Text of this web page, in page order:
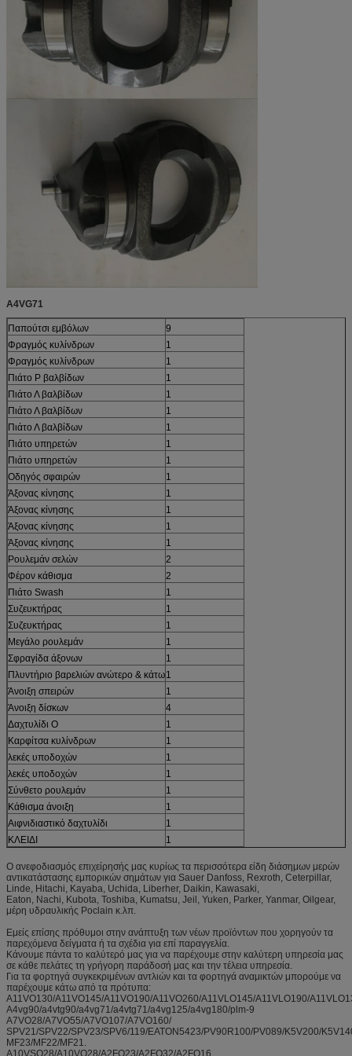
A4VG71
Παπούτσι εμβόλων
9
Φραγμός κυλίνδρων
1
Φραγμός κυλίνδρων
1
Πιάτο Ρ βαλβίδων
1
Πιάτο Λ βαλβίδων
1
Πιάτο Λ βαλβίδων
1
Πιάτο Λ βαλβίδων
1
Πιάτο υπηρετών
1
Πιάτο υπηρετών
1
Οδηγός σφαιρών
1
Άξονας κίνησης
1
Άξονας κίνησης
1
Άξονας κίνησης
1
Άξονας κίνησης
1
Ρουλεμάν σελών
2
Φέρον κάθισμα
2
Πιάτο Swash
1
Συζευκτήρας
1
Συζευκτήρας
1
Μεγάλο ρουλεμάν
1
Σφραγίδα άξονων
1
Πλυντήριο βαρελιών ανώτερο & κάτω1
Άνοιξη σπειρών
1
Άνοιξη δίσκων
4
Δαχτυλίδι Ο
1
Καρφίτσα κυλίνδρων
1
λεκές υποδοχών
1
λεκές υποδοχών
1
Σύνθετο ρουλεμάν
1
Κάθισμα άνοιξη
1
Αιφνιδιαστικό δαχτυλίδι
1
ΚΛΕΙΔΙ
1
Ο ανεφοδιασμός επιχείρησής μας κυρίως τα περισσότερα είδη διάσημων μερών
αντικατάστασης εμπορικών σημάτων για Sauer Danfoss, Rexroth, Ceterpillar,
Linde, Hitachi, Kayaba, Uchida, Liberher, Daikin, Kawasaki,
Eaton, Nachi, Kubota, Toshiba, Kumatsu, Jeil, Yuken, Parker, Yanmar, Oilgear,
μέρη υδραυλικής Poclain κ.λπ.
Εμείς επίσης πρόθυμοι στην ανάπτυξη των νέων προϊόντων που χορηγούν τα
παρεχόμενα δείγματα ή τα σχέδια για επί παραγγελία.
Κάνουμε πάντα το καλύτερό μας για να παρέχουμε στην καλύτερη υπηρεσία μας
σε κάθε πελάτες τη γρήγορη παράδοσή μας και την τέλεια υπηρεσία.
Για τα φορτηγά συγκεκριμένων αντλιών και τα φορτηγά αναμικτών μπορούμε να
παρέχουμε κάτω από τα πρότυπα:
A11VO130/A11VO145/A11VO190/A11VO260/A11VLO145/A11VLO190/
A4vg90/a4vtg90/a4vg71/a4vtg71/a4vg125/a4vg180/plm-9
A7VO28/A7VO55/A7VO107/A7VO160/
SPV21/SPV22/SPV23/SPV6/119/EATON5423/PV90R100/PV089/K5V200/
MF23/MF22/MF21.
A10VSO28/A10VO28/A2FO23/A2FO32/A2FO16